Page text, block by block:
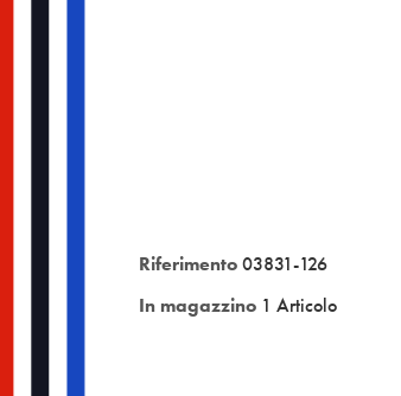
Riferimento03831-126
In magazzino 1 Articolo